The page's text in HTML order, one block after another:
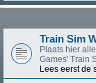
Train Sim
Plaats hier
Games' Train
Lees eerst de